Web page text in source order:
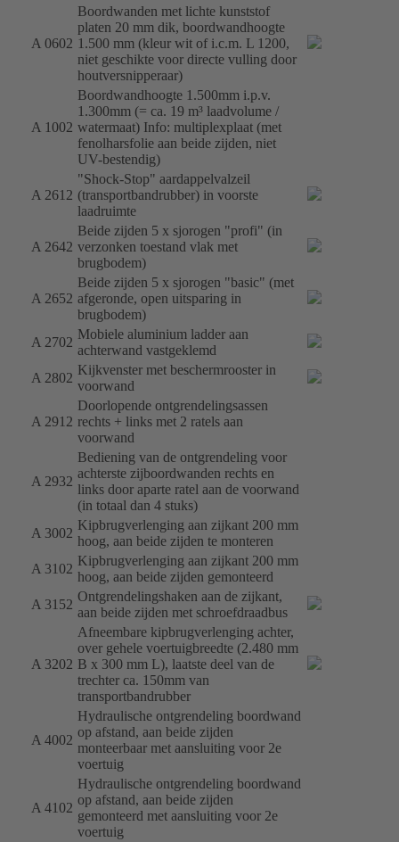
A 0602
Boordwanden met lichte kunststof
platen 20 mm dik, boordwandhoogte
1.500 mm (kleur wit of i.c.m. L 1200,
niet geschikte voor directe vulling door
houtversnipperaar)
A 1002
Boordwandhoogte 1.500mm i.p.v.
1.300mm (= ca. 19 m³ laadvolume /
watermaat) Info: multiplexplaat (met
fenolharsfolie aan beide zijden, niet
UV-bestendig)
A 2612
"Shock-Stop" aardappelvalzeil
(transportbandrubber) in voorste
laadruimte
A 2642
Beide zijden 5 x sjorogen "profi" (in
verzonken toestand vlak met
brugbodem)
A 2652
Beide zijden 5 x sjorogen "basic" (met
afgeronde, open uitsparing in
brugbodem)
A 2702
Mobiele aluminium ladder aan
achterwand vastgeklemd
A 2802
Kijkvenster met beschermrooster in
voorwand
A 2912
Doorlopende ontgrendelingsassen
rechts + links met 2 ratels aan
voorwand
A 2932
Bediening van de ontgrendeling voor
achterste zijboordwanden rechts en
links door aparte ratel aan de voorwand
(in totaal dan 4 stuks)
A 3002
Kipbrugverlenging aan zijkant 200 mm
hoog, aan beide zijden te monteren
A 3102
Kipbrugverlenging aan zijkant 200 mm
hoog, aan beide zijden gemonteerd
A 3152
Ontgrendelingshaken aan de zijkant,
aan beide zijden met schroefdraadbus
A 3202
Afneembare kipbrugverlenging achter,
over gehele voertuigbreedte (2.480 mm
B x 300 mm L), laatste deel van de
trechter ca. 150mm van
transportbandrubber
A 4002
Hydraulische ontgrendeling boordwand
op afstand, aan beide zijden
monteerbaar met aansluiting voor 2e
voertuig
A 4102
Hydraulische ontgrendeling boordwand
op afstand, aan beide zijden
gemonteerd met aansluiting voor 2e
voertuig